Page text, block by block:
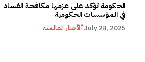
الحكومة تؤكد على عزمها مكافحة الفساد
في المؤسسات الحكومية
ألأخبار العالمية July 28, 2025